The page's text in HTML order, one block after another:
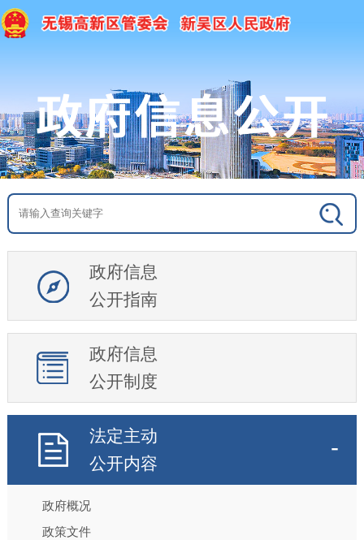
政府信息
公开指南
政府信息
公开制度
法定主动
公开内容
政府概况
政策文件